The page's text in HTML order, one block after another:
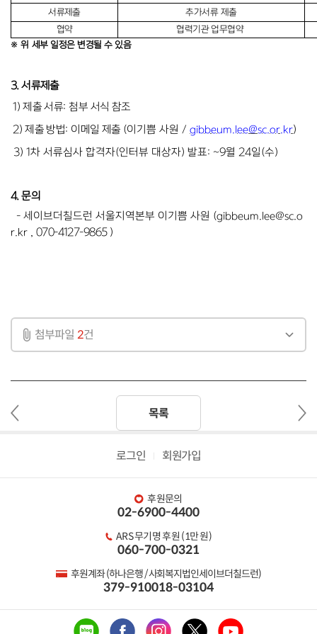
서류제출
추가서류 제출
협약
협력기관 업무협약
※ 위 세부 일정은 변경될 수 있음
3. 서류제출
1) 제출 서류:첨부 서식 참조
2) 제출 방법: 이메일 제출 (이기쁨 사원 /gibbeum.lee@sc.or.kr)
3) 1차 서류심사 합격자(인터뷰 대상자) 발표: ~9월 24일(수)
4. 문의
- 세이브더칠드런 서울지역본부 이기쁨 사원 (gibbeum.lee@sc.o
r.kr , 070-4127-9865 )
첨부파일 2건
목록
로그인
회원가입
후원문의
02-6900-4400
ARS 무기명 후원 (1만 원)
060-700-0321
후원계좌 (하나은행 / 사회복지법인세이브더칠드런)
379-910018-03104